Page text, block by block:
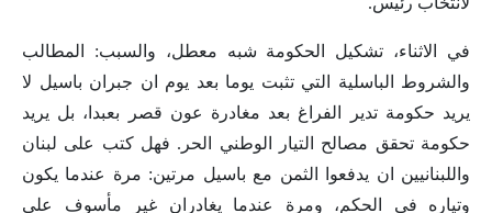
في الاثناء، تشكيل الحكومة شبه معطل، والسبب: المطالب
والشروط الباسلية التي تثبت يوما بعد يوم ان جبران باسيل لا
يريد حكومة تدير الفراغ بعد مغادرة عون قصر بعبدا، بل يريد
حكومة تحقق مصالح التيار الوطني الحر. فهل كتب على لبنان
واللبنانيين ان يدفعوا الثمن مع باسيل مرتين: مرة عندما يكون
وتياره في الحكم، ومرة عندما يغادران غير مأسوف على